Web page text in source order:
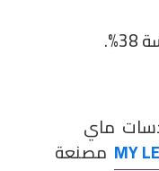
ماي
MY LIGHT GRAY مصنعة